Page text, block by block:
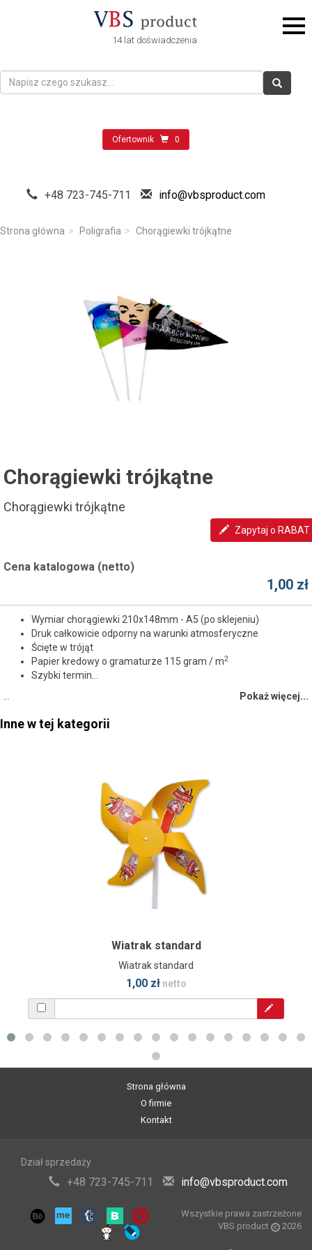
14 lat doświadczenia
Ofertownik 0
+48 723-745-711 info@vbsproduct.com
Strona główna Poligrafia Chorągiewki trójkątne
Chorągiewki trójkątne
Chorągiewki trójkątne
Zapytaj o RABAT
Cena katalogowa (netto)
1,00 zł
Wymiar chorągiewki 210x148mm - A5 (po sklejeniu)
Druk całkowicie odporny na warunki atmosferyczne
Ścięte w trójąt
Papier kredowy o gramaturze 115 gram / m2
Szybki termin...
Pokaż więcej...
Inne w tej kategorii
Wiatrak standard
Wiatrak standard
1,00 złnetto
Strona główna
O firmie
Kontakt
Dział sprzedaży
+48 723-745-711 info@vbsproduct.com
Wszystkie prawa zastrzeżone
VBS product
2026